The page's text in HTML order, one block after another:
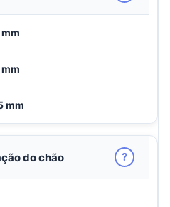
mm
mm
mm
do chão ?